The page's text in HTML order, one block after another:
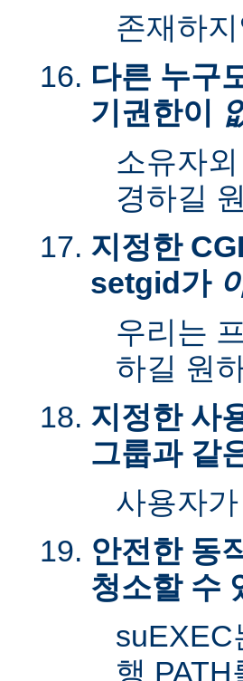
존재하
다른 누구
기권한이
소유자
경하길
지정한
setgid가
우리는
하길 원
지정한 사
그룹과 같
사용자
안전한 동
청소할 수
suEXEC
행